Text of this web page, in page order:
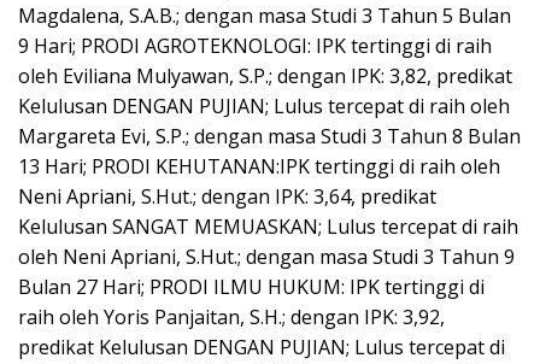
Magdalena, S.A.B.; dengan masa Studi 3 Tahun 5 Bulan
9 Hari; PRODI AGROTEKNOLOGI: IPK tertinggi di raih
oleh Eviliana Mulyawan, S.P.; dengan IPK: 3,82, predikat
Kelulusan DENGAN PUJIAN; Lulus tercepat di raih oleh
Margareta Evi, S.P.; dengan masa Studi 3 Tahun 8 Bulan
13 Hari; PRODI KEHUTANAN:IPK tertinggi di raih oleh
Neni Apriani, S.Hut.; dengan IPK: 3,64, predikat
Kelulusan SANGAT MEMUASKAN; Lulus tercepat di raih
oleh Neni Apriani, S.Hut.; dengan masa Studi 3 Tahun 9
Bulan 27 Hari; PRODI ILMU HUKUM: IPK tertinggi di
raih oleh Yoris Panjaitan, S.H.; dengan IPK: 3,92,
predikat Kelulusan DENGAN PUJIAN; Lulus tercepat di